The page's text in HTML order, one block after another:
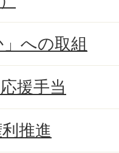
」への取組
援手当
推進